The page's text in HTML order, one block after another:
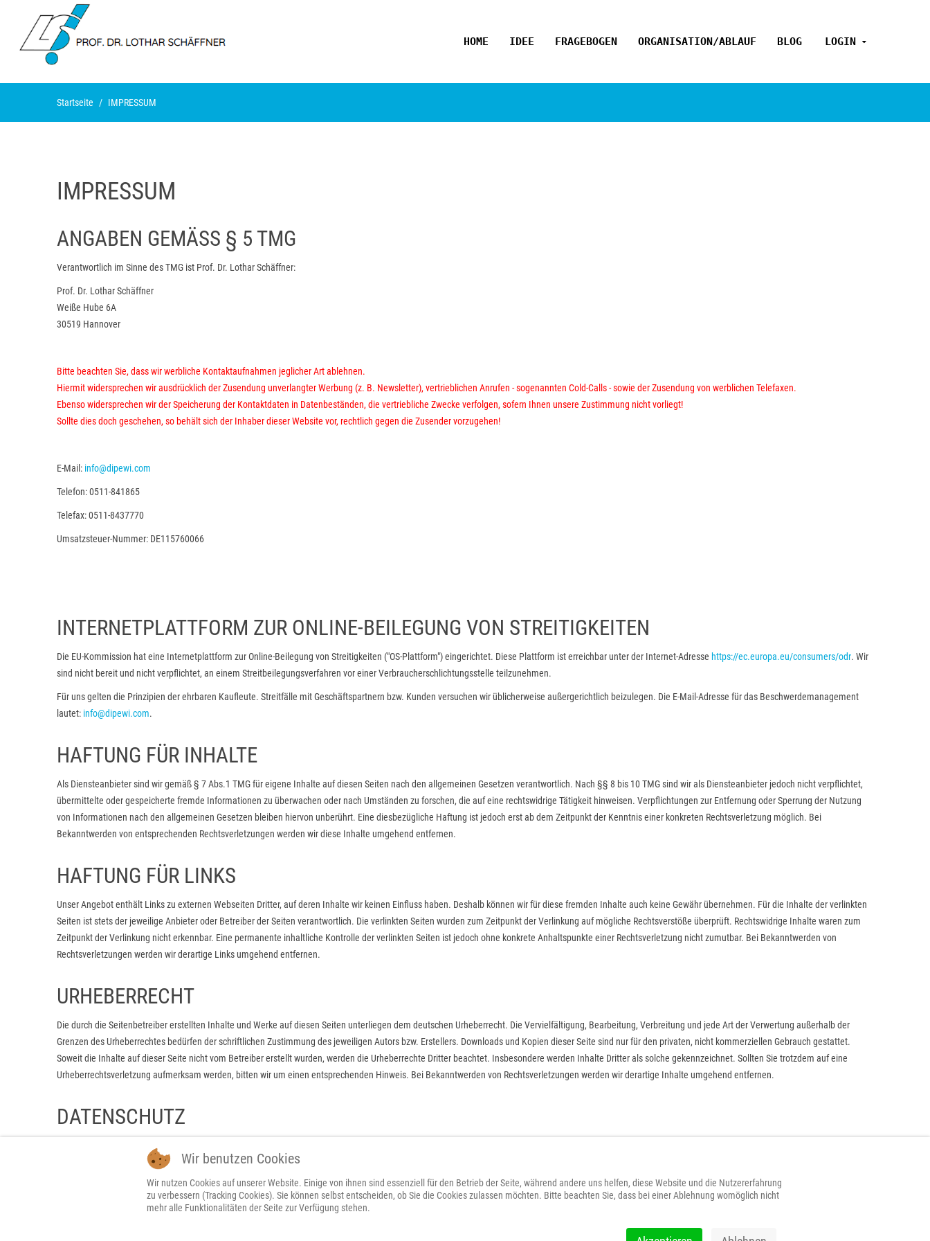
HOME IDEE FRAGEBOGEN ORGANISATION/ABLAUF BLOG LOGIN
Startseite IMPRESSUM
IMPRESSUM
ANGABEN GEMÄSS § 5 TMG
Verantwortlich im Sinne des TMG ist Prof. Dr. Lothar Schäffner:
Prof. Dr. Lothar Schäffner
Weiße Hube 6A
30519 Hannover
Bitte beachten Sie, dass wir werbliche Kontaktaufnahmen jeglicher Art ablehnen.
Hiermit widersprechen wir ausdrücklich der Zusendung unverlangter Werbung (z. B. Newsletter), vertrieblichen Anrufen - sogenannten Cold-Calls - sowie der Zusendung von werblichen Telefaxen.
Ebenso widersprechen wir der Speicherung der Kontaktdaten in Datenbeständen, die vertriebliche Zwecke verfolgen, sofern Ihnen unsere Zustimmung nicht vorliegt!
Sollte dies doch geschehen, so behält sich der Inhaber dieser Website vor, rechtlich gegen die Zusender vorzugehen!
E-Mail: info@dipewi.com
Telefon: 0511-841865
Telefax: 0511-8437770
Umsatzsteuer-Nummer: DE115760066
INTERNETPLATTFORM ZUR ONLINE-BEILEGUNG VON STREITIGKEITEN
Die EU-Kommission hat eine Internetplattform zur Online-Beilegung von Streitigkeiten ("OS-Plattform") eingerichtet. Diese Plattform ist erreichbar unter der Internet-Adresse https://ec.europa.eu/consumers/odr. Wir
sind nicht bereit und nicht verpflichtet, an einem Streitbeilegungsverfahren vor einer Verbraucherschlichtungsstelle teilzunehmen.
Für uns gelten die Prinzipien der ehrbaren Kaufleute. Streitfälle mit Geschäftspartnern bzw. Kunden versuchen wir üblicherweise außergerichtlich beizulegen. Die E-Mail-Adresse für das Beschwerdemanagement
lautet: info@dipewi.com.
HAFTUNG FÜR INHALTE
Als Diensteanbieter sind wir gemäß § 7 Abs.1 TMG für eigene Inhalte auf diesen Seiten nach den allgemeinen Gesetzen verantwortlich. Nach §§ 8 bis 10 TMG sind wir als Diensteanbieter jedoch nicht verpflichtet,
übermittelte oder gespeicherte fremde Informationen zu überwachen oder nach Umständen zu forschen, die auf eine rechtswidrige Tätigkeit hinweisen. Verpflichtungen zur Entfernung oder Sperrung der Nutzung
von Informationen nach den allgemeinen Gesetzen bleiben hiervon unberührt. Eine diesbezügliche Haftung ist jedoch erst ab dem Zeitpunkt der Kenntnis einer konkreten Rechtsverletzung möglich. Bei
Bekanntwerden von entsprechenden Rechtsverletzungen werden wir diese Inhalte umgehend entfernen.
HAFTUNG FÜR LINKS
Unser Angebot enthält Links zu externen Webseiten Dritter, auf deren Inhalte wir keinen Einfluss haben. Deshalb können wir für diese fremden Inhalte auch keine Gewähr übernehmen. Für die Inhalte der verlinkten
Seiten ist stets der jeweilige Anbieter oder Betreiber der Seiten verantwortlich. Die verlinkten Seiten wurden zum Zeitpunkt der Verlinkung auf mögliche Rechtsverstöße überprüft. Rechtswidrige Inhalte waren zum
Zeitpunkt der Verlinkung nicht erkennbar. Eine permanente inhaltliche Kontrolle der verlinkten Seiten ist jedoch ohne konkrete Anhaltspunkte einer Rechtsverletzung nicht zumutbar. Bei Bekanntwerden von
Rechtsverletzungen werden wir derartige Links umgehend entfernen.
URHEBERRECHT
Die durch die Seitenbetreiber erstellten Inhalte und Werke auf diesen Seiten unterliegen dem deutschen Urheberrecht. Die Vervielfältigung, Bearbeitung, Verbreitung und jede Art der Verwertung außerhalb der
Grenzen des Urheberrechtes bedürfen der schriftlichen Zustimmung des jeweiligen Autors bzw. Erstellers. Downloads und Kopien dieser Seite sind nur für den privaten, nicht kommerziellen Gebrauch gestattet.
Soweit die Inhalte auf dieser Seite nicht vom Betreiber erstellt wurden, werden die Urheberrechte Dritter beachtet. Insbesondere werden Inhalte Dritter als solche gekennzeichnet. Sollten Sie trotzdem auf eine
Urheberrechtsverletzung aufmerksam werden, bitten wir um einen entsprechenden Hinweis. Bei Bekanntwerden von Rechtsverletzungen werden wir derartige Inhalte umgehend entfernen.
DATENSCHUTZ
Wir benutzen Cookies
Wir nutzen Cookies auf unserer Website. Einige von ihnen sind essenziell für den Betrieb der Seite, während andere uns helfen, diese Website und die Nutzererfahrung
zu verbessern (Tracking Cookies). Sie können selbst entscheiden, ob Sie die Cookies zulassen möchten. Bitte beachten Sie, dass bei einer Ablehnung womöglich nicht
mehr alle Funktionalitäten der Seite zur Verfügung stehen.